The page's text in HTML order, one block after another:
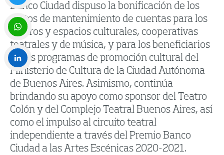
Banco Ciudad dispuso la bonificación de los
costos de mantenimiento de cuentas para los
centros y espacios culturales, cooperativas
teatrales y de música, y para los beneficiarios
de los programas de promoción cultural del
Ministerio de Cultura de la Ciudad Autónoma
de Buenos Aires. Asimismo, continúa
brindando su apoyo como sponsor del Teatro
Colón y del Complejo Teatral Buenos Aires, así
como el impulso al circuito teatral
independiente a través del Premio Banco
Ciudad a las Artes Escénicas 2020-2021.
Twitter
WhatsApp
LinkedIn